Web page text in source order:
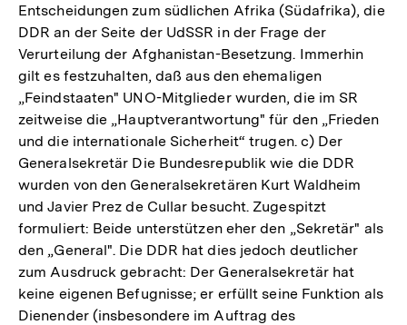
Entscheidungen zum südlichen Afrika (Südafrika), die
DDR an der Seite der UdSSR in der Frage der
Verurteilung der Afghanistan-Besetzung. Immerhin
gilt es festzuhalten, daß aus den ehemaligen
„Feindstaaten" UNO-Mitglieder wurden, die im SR
zeitweise die „Hauptverantwortung" für den „Frieden
und die internationale Sicherheit“ trugen. c) Der
Generalsekretär Die Bundesrepublik wie die DDR
wurden von den Generalsekretären Kurt Waldheim
und Javier Prez de Cullar besucht. Zugespitzt
formuliert: Beide unterstützen eher den „Sekretär" als
den „General". Die DDR hat dies jedoch deutlicher
zum Ausdruck gebracht: Der Generalsekretär hat
keine eigenen Befugnisse; er erfüllt seine Funktion als
Dienender (insbesondere im Auftrag des